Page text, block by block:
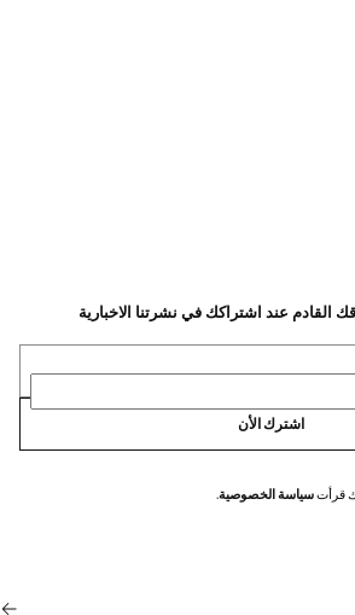
اشترك الأن
قرأتسياسة الخصوصية.